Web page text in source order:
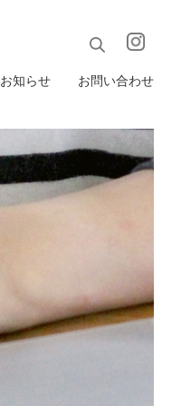
お知らせ お問い合わせ